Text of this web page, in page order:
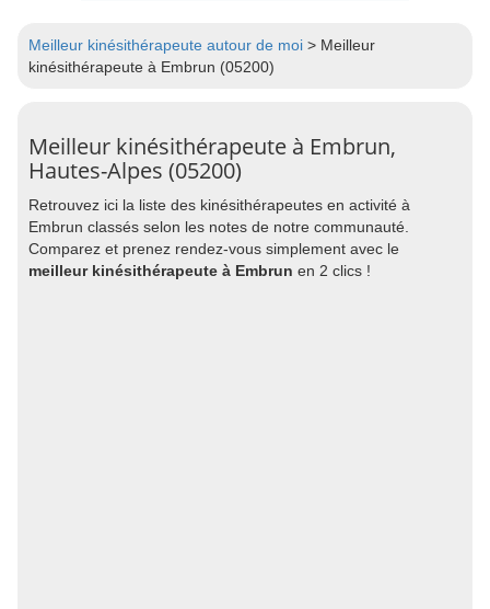
Meilleur kinésithérapeute autour de moi > Meilleur
kinésithérapeute à Embrun (05200)
Meilleur kinésithérapeute à Embrun,
Hautes-Alpes (05200)
Retrouvez ici la liste des kinésithérapeutes en activité à
Embrun classés selon les notes de notre communauté.
Comparez et prenez rendez-vous simplement avec le
meilleur kinésithérapeute à Embrun en 2 clics !